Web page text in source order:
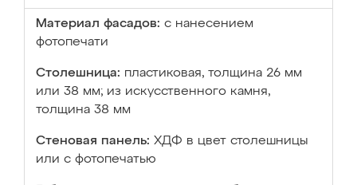
Материал фасадов: с нанесением
фотопечати
Столешница: пластиковая, толщина 26 мм
или 38 мм; из искусственного камня,
толщина 38 мм
Стеновая панель: ХДФ в цвет столешницы
или с фотопечатью